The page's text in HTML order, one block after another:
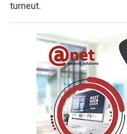
turneut.